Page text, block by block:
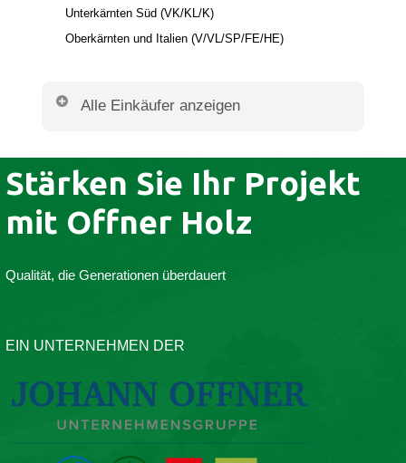
Unterkärnten Süd (VK/KL/K)
Oberkärnten und Italien (V/VL/SP/FE/HE)
Alle Einkäufer anzeigen
Ing. Andreas Baumgartner
Tel: +43 4352 2731 230
Albert Pöcheim
albert.poecheim@offner.at
Stärken Sie Ihr Projekt
mit Offner Holz
Qualität, die Generationen überdauert
EIN UNTERNEHMEN DER